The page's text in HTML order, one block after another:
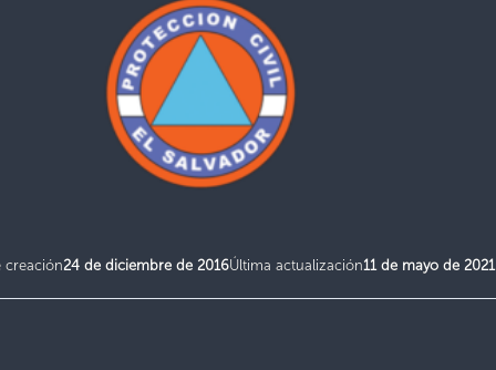
creación24 de diciembre de 2016Última actualización11 de mayo de 2021